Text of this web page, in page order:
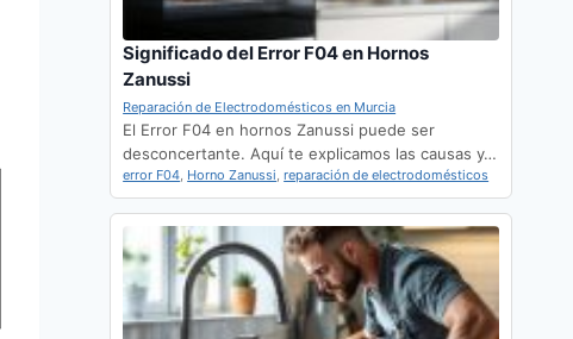
Significado del Error F04 en Hornos
Zanussi
Reparación de Electrodomésticos en Murcia
El Error F04 en hornos Zanussi puede ser
desconcertante. Aquí te explicamos las causas y…
error F04, Horno Zanussi,reparación de electrodomésticos